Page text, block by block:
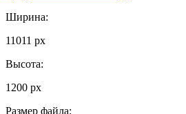
Ширина:
11011 px
Высота:
1200 px
Размер файла: